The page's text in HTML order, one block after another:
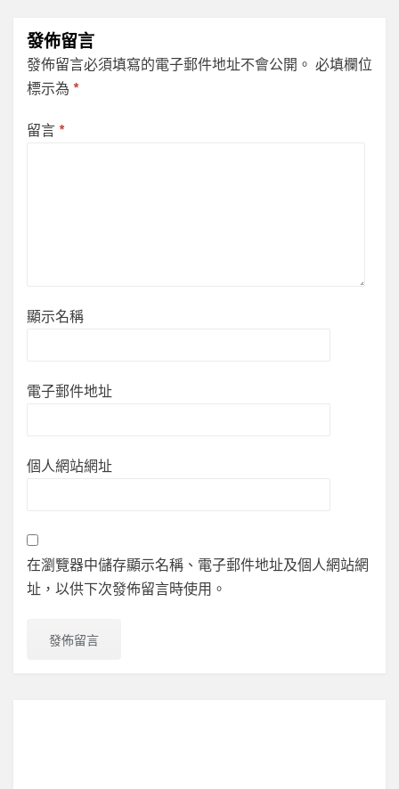
發佈留言
發佈留言必須填寫的電子郵件地址不會公開。 必填欄位
標示為 *
留言 *
顯示名稱
電子郵件地址
個人網站網址
在瀏覽器中儲存顯示名稱、電子郵件地址及個人網站網
址，以供下次發佈留言時使用。